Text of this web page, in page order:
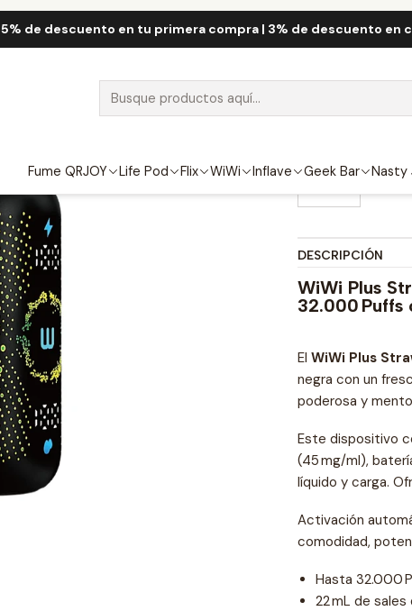
5% de descuento en tu primera compra | 3% de descuento en
Fume QRJOY Life Pod Flix WiWi Inflave Geek Bar Nasty
WiWi
32000
FUERZA
DESCRIPCIÓN
WiWi Plus
32.000 Puffs
El WiWi Plus
negra con un
poderosa y
Este dispositivo
(45 mg/ml),
líquido y carga.
Activación
comodidad,
Hasta 32.000
22 mL de sales